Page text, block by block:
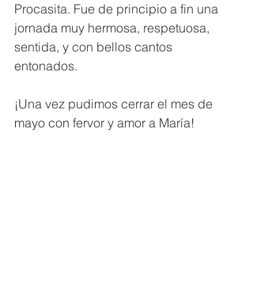
Procasita. Fue de principio a fin una
jornada muy hermosa, respetuosa,
sentida, y con bellos cantos
entonados.
¡Una vez pudimos cerrar el mes de
mayo con fervor y amor a María!